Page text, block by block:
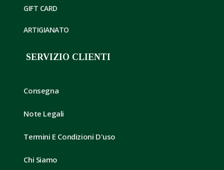
GIFT CARD
ARTIGIANATO
SERVIZIO CLIENTI
Consegna
Note Legali
Termini E Condizioni D'uso
Chi Siamo